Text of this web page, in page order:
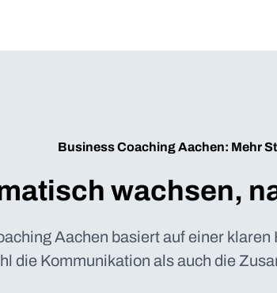
Business Coaching Aachen: Mehr
wachsen,
Aachen basiert auf einer
die Kommunikation als auch die